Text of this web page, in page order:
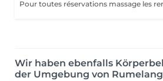
Wir haben ebenfalls
der Umgebung von